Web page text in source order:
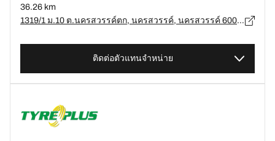
36.26 km
1319/1 ม.10 ต.นครสวรรค์ตก, นครสวรรค์, นครสวรรค์ 60000, นครสวรรค์ - 60000
ติดต่อตัวแทนจำหน่าย